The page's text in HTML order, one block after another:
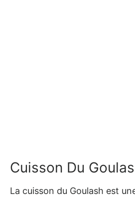
Cuisson Du
La cuisson du Goulash est